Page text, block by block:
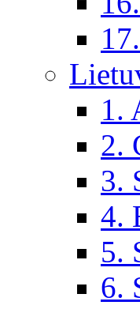
1.
2.
3.
4.
5.
6.